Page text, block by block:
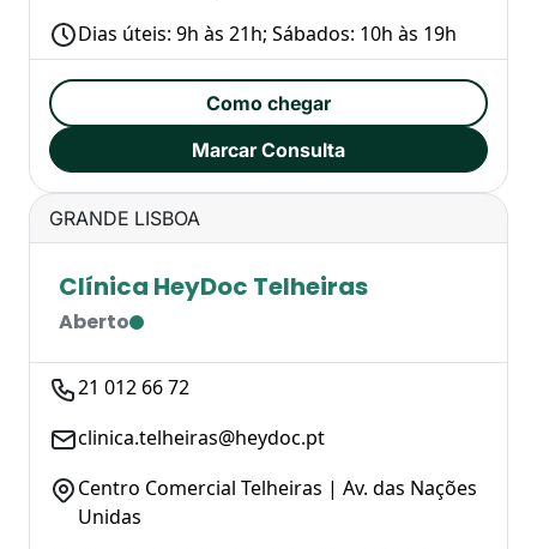
Dias úteis: 9h às 21h; Sábados: 10h às 19h
Como chegar
Marcar Consulta
GRANDE LISBOA
Clínica HeyDoc Telheiras
Aberto
21 012 66 72
clinica.telheiras@heydoc.pt
Centro Comercial Telheiras | Av. das Nações
Unidas